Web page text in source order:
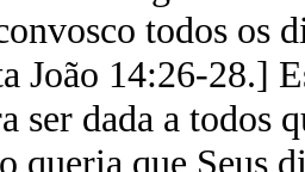
todos os
João 14:26-28.]
ser dada a todos
queria que Seus